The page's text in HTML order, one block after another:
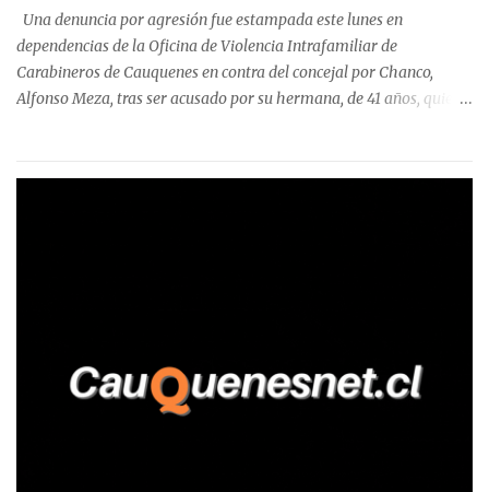
precisa que la mayor cantidad de dinero apostado se registró en
Talca, donde...
Una denuncia por agresión fue estampada este lunes en
dependencias de la Oficina de Violencia Intrafamiliar de
Carabineros de Cauquenes en contra del concejal por Chanco,
Alfonso Meza, tras ser acusado por su hermana, de 41 años, quien
relató que los hechos ocurrieron cerca de las 11:30 horas en el
trabajadores, el edil descendió del vehículo y, en medio de la
confrontación, la habría tomado de los hombros, empujado al
suelo y agredido con golpes de pies y manos, mientr...